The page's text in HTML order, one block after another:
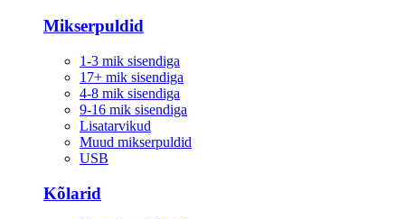
Mikserpuldid
1-3 mik sisendiga
17+ mik sisendiga
4-8 mik sisendiga
9-16 mik sisendiga
Lisatarvikud
Muud mikserpuldid
USB
Kõlarid